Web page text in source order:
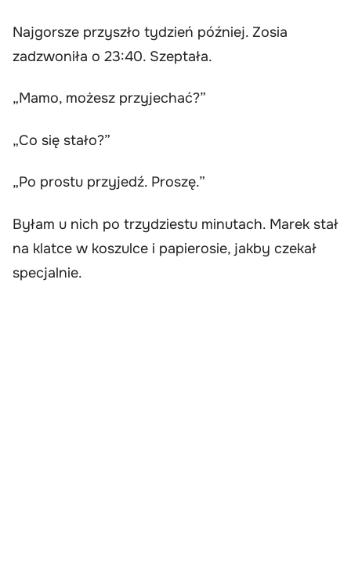
Najgorsze przyszło tydzień później. Zosia
zadzwoniła o 23:40. Szeptała.
„Mamo, możesz przyjechać?”
„Co się stało?”
„Po prostu przyjedź. Proszę.”
Byłam u nich po trzydziestu minutach. Marek stał
na klatce w koszulce i papierosie, jakby czekał
specjalnie.